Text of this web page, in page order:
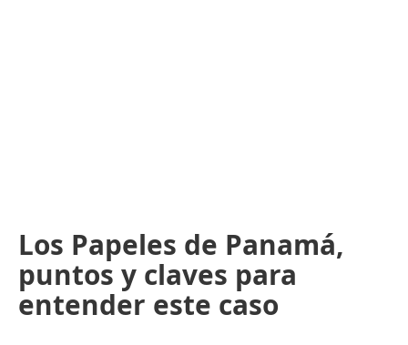
Los Papeles de Panamá,
puntos y claves para
entender este caso